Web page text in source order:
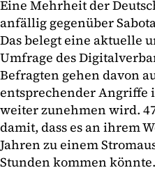
Eine Mehrheit der
anfällig gegenüber
Das belegt eine aktuelle
Umfrage des
Befragten gehen davon
entsprechender Angriffe
weiter zunehmen wird.
damit, dass es an ihrem
Jahren zu einem
Stunden kommen könnte.